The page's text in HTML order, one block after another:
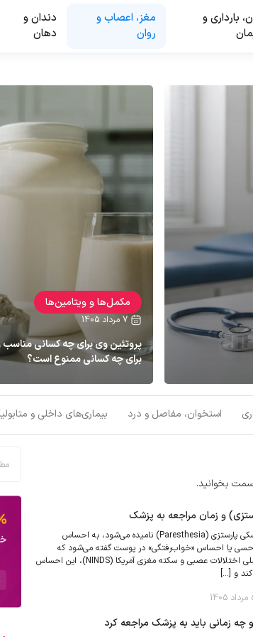
بارداری و
مغز، اعصاب و
روان
دندان و
دهان
مکمل‌ها و ویتامین‌ها
پروتئین وی برای چه کسانی مناسب
برای چه کسانی ممنوع است؟
شیر گاو استخراج می‌شود و به دلیل جذباستخوان، مفاصل و درد بیماری‌های داخلی و
بخوانید.
و زمان مراجعه به پزشک
سوزن‌سوزن شدن دست و پا که در اصطلاح پزشکی پارستزی (Paresthesia) نامیده می‌شود، به احساس
یا احساس «خواب‌رفتگی» در پوست گفته می‌شود که
معمولاً بدون درد است. طبق تعریف مؤسسهٔ ملی اختلالات عصبی و سکته مغزی آمریکا (NINDS)، این احساس
و […]
زمانی باید به پزشک مراجعه کرد